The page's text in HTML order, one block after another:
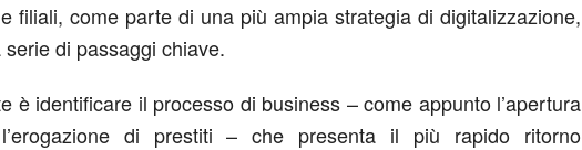
filiali, come parte di una più ampia strategia di digitalizzazione,
di passaggi chiave.
è identificare il processo di business – come appunto l’apertura
di prestiti – che presenta il più rapido ritorno